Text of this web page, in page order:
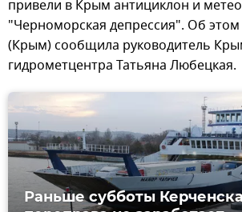
привели в Крым антициклон и
"Черноморская депрессия". Об
(Крым) сообщила руководитель
гидрометцентра Татьяна Любецкая.
Раньше субботы